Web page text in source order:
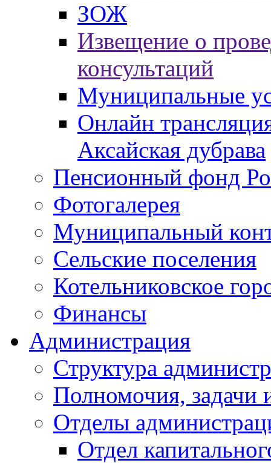
ЗОЖ
Извещение о
консультаций
Муниципальные
Онлайн
Аксайская дубрава
Пенсионный фонд
Фотогалерея
Муниципальный
Сельские поселения
Котельниковское
Финансы
Администрация
Структура
Полномочия, задачи
Отделы
Отдел